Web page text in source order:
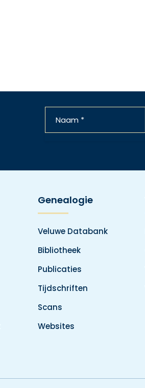
Genealogie
Veluwe Databank
Bibliotheek
Publicaties
Tijdschriften
Scans
Websites